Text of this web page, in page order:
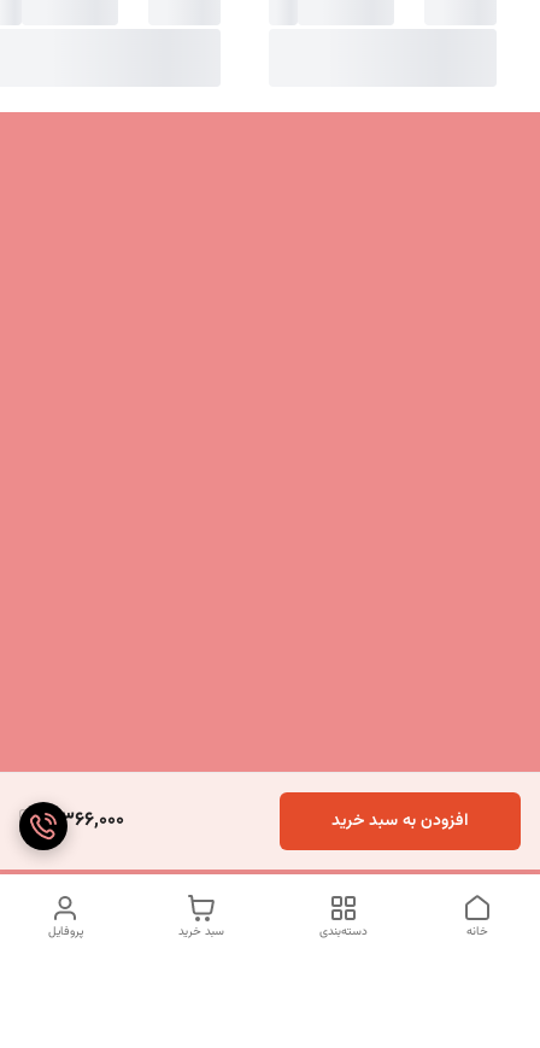
3,366,000 افزودن به سبد خرید
پروفایل سبد خرید دسته‌بندی خانه